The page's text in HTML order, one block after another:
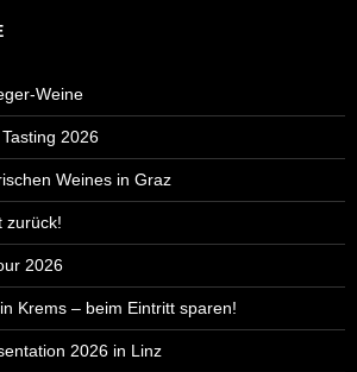
Weine
2026
Weines in Graz
zurück!
2026
Krems – beim Eintritt sparen!
2026 in Linz